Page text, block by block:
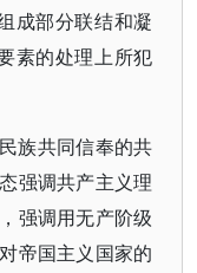
成部分联结和凝
素的处理上所犯
族共同信奉的共
强调共产主义理
强调用无产阶级
帝国主义国家的